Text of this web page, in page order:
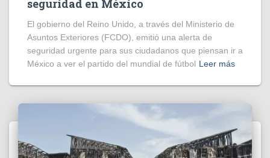
seguridad en México
El gobierno del Reino Unido, a través del Ministerio de
Asuntos Exteriores (FCDO), emitió una alerta de
seguridad urgente para sus ciudadanos que piensan ir a
México a ver el partido del mundial de fútbol Leer más